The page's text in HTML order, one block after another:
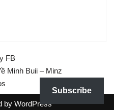
FB
Minh Buii – Minz
by WordPress
Subscribe